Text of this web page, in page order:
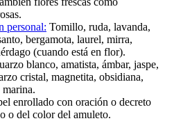
personal: Tomillo, ruda, lavanda,
bergamota, laurel, mirra,
(cuando está en flor).
blanco, amatista, ámbar, jaspe,
cristal, magnetita, obsidiana,
enrollado con oración o decreto
o del color del amuleto.